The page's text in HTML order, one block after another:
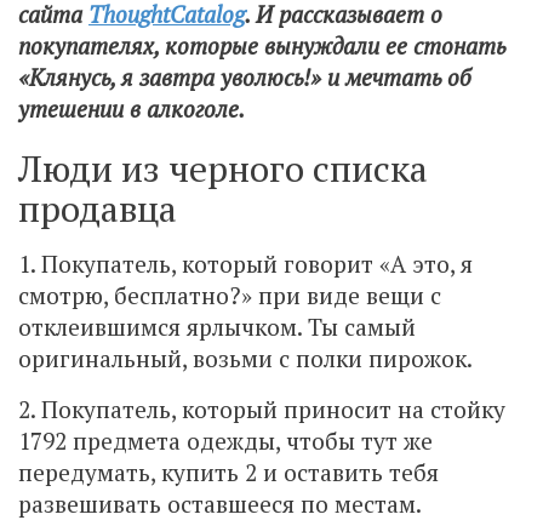
сайта ThoughtCatalog. И рассказывает о
покупателях, которые вынуждали ее стонать
«Клянусь, я завтра уволюсь!» и мечтать об
утешении в алкоголе.
Люди из черного списка
продавца
1. Покупатель, который говорит «А это, я
смотрю, бесплатно?» при виде вещи с
отклеившимся ярлычком. Ты самый
оригинальный, возьми с полки пирожок.
2. Покупатель, который приносит на стойку
1792 предмета одежды, чтобы тут же
передумать, купить 2 и оставить тебя
развешивать оставшееся по местам.